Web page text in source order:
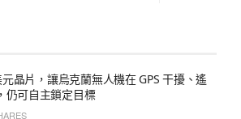
晶片，讓烏克蘭無人機在 GPS 干擾、遙
仍可自主鎖定目標